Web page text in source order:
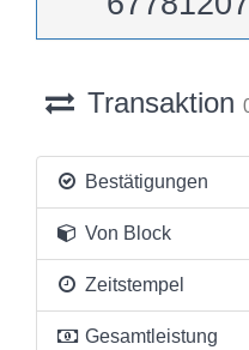
Transaktion
Bestätigungen
Von Block
Zeitstempel
Gesamtleistung